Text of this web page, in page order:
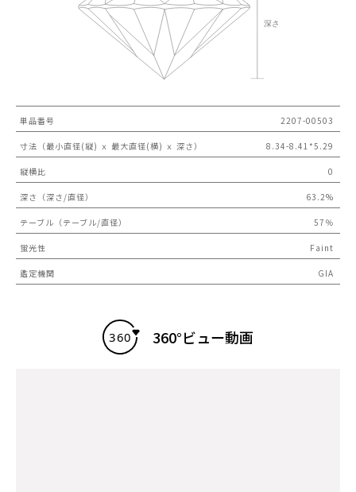
単品番号 2207-00503
寸法（最小直径(縦) ｘ 最大直径(横) ｘ 深さ） 8.34-8.41*5.29
縦横比 0
深さ（深さ/直径） 63.2%
テーブル（テーブル/直径） 57％
蛍光性 Faint
鑑定機関 GIA
360°ビュー動画